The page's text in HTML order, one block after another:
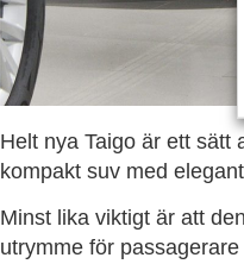
Helt nya Taigo är ett sätt
kompakt suv med
Minst lika viktigt är att
utrymme för